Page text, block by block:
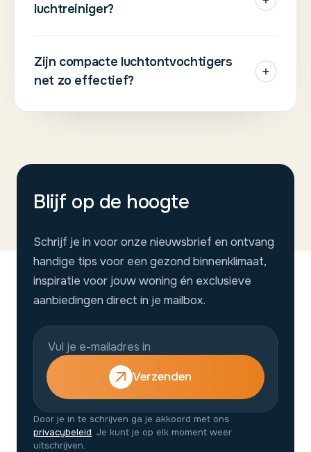
luchtreiniger?
Zijn compacte luchtontvochtigers
net zo effectief?
Blijf op de hoogte
Schrijf je in voor onze nieuwsbrief en ontvang
handige tips voor een gezond binnenklimaat,
inspiratie voor jouw woning én exclusieve
aanbiedingen direct in je mailbox.
Verzenden
Door je in te schrijven ga je akkoord met ons
privacybeleid. Je kunt je op elk moment weer
uitschrijven.